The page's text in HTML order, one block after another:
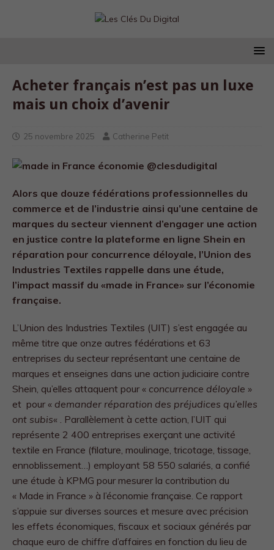
Acheter français n’est pas un luxe
mais un choix d’avenir
25 novembre 2025 Catherine Petit
Alors que douze fédérations professionnelles du
commerce et de l’industrie ainsi qu’une centaine de
marques du secteur viennent d’engager une action
en justice contre la plateforme en ligne Shein en
réparation pour concurrence déloyale, l’Union des
Industries Textiles rappelle dans une étude,
l’impact massif du «made in France» sur l’économie
française.
L’Union des Industries Textiles (UIT) s’est engagée au
même titre que onze autres fédérations et 63
entreprises du secteur représentant une centaine de
marques et enseignes dans une action judiciaire contre
Shein, qu’elles attaquent pour « concurrence déloyale »
et pour « demander réparation des préjudices qu’elles
ont subis« . Parallèlement à cette action, l’UIT qui
représente 2 400 entreprises exerçant une activité
textile en France (filature, moulinage, tricotage, tissage,
ennoblissement…) employant 58 550 salariés, a confié
une étude à KPMG pour mesurer la contribution du
« Made in France » à l’économie française. Ce rapport
s’appuie sur diverses sources et mesure avec précision
les effets économiques, fiscaux et sociaux générés par
chaque euro de chiffre d’affaires en fonction du lieu de